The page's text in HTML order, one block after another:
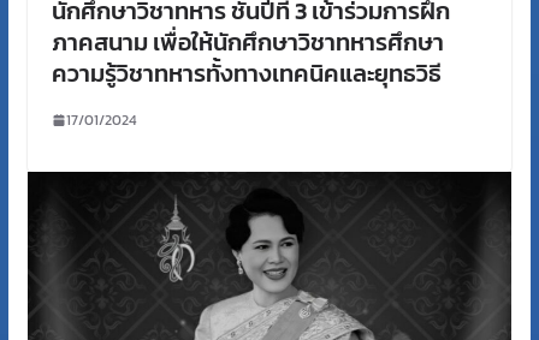
นักศึกษาวิชาทหาร ชั้นปีที่ 3 เข้าร่วมการฝึก
ภาคสนาม เพื่อให้นักศึกษาวิชาทหารศึกษา
ความรู้วิชาทหารทั้งทางเทคนิคและยุทธวิธี
17/01/2024